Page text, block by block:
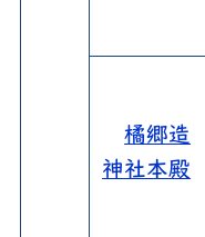
橘郷造
神社本殿